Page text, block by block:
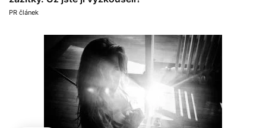
PR článek